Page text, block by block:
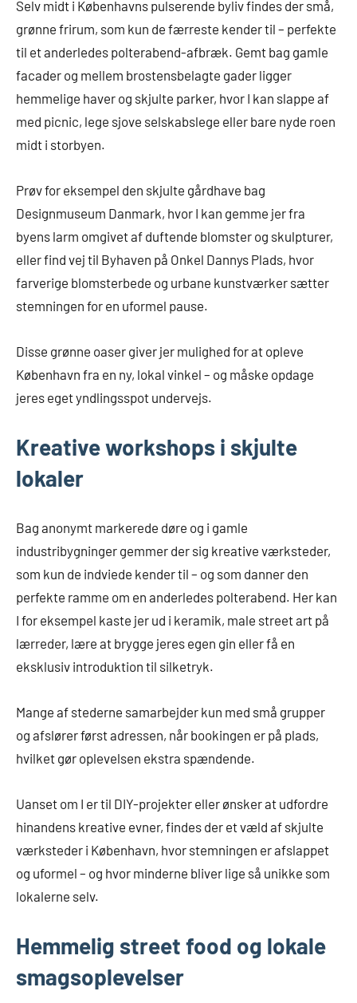
Selv midt i Københavns pulserende byliv findes der små,
grønne frirum, som kun de færreste kender til – perfekte
til et anderledes polterabend-afbræk. Gemt bag gamle
facader og mellem brostensbelagte gader ligger
hemmelige haver og skjulte parker, hvor I kan slappe af
med picnic, lege sjove selskabslege eller bare nyde roen
midt i storbyen.
Prøv for eksempel den skjulte gårdhave bag
Designmuseum Danmark, hvor I kan gemme jer fra
byens larm omgivet af duftende blomster og skulpturer,
eller find vej til Byhaven på Onkel Dannys Plads, hvor
farverige blomsterbede og urbane kunstværker sætter
stemningen for en uformel pause.
Disse grønne oaser giver jer mulighed for at opleve
København fra en ny, lokal vinkel – og måske opdage
jeres eget yndlingsspot undervejs.
Kreative workshops i skjulte
lokaler
Bag anonymt markerede døre og i gamle
industribygninger gemmer der sig kreative værksteder,
som kun de indviede kender til – og som danner den
perfekte ramme om en anderledes polterabend. Her kan
I for eksempel kaste jer ud i keramik, male street art på
lærreder, lære at brygge jeres egen gin eller få en
eksklusiv introduktion til silketryk.
Mange af stederne samarbejder kun med små grupper
og afslører først adressen, når bookingen er på plads,
hvilket gør oplevelsen ekstra spændende.
Uanset om I er til DIY-projekter eller ønsker at udfordre
hinandens kreative evner, findes der et væld af skjulte
værksteder i København, hvor stemningen er afslappet
og uformel – og hvor minderne bliver lige så unikke som
lokalerne selv.
Hemmelig street food og lokale
smagsoplevelser